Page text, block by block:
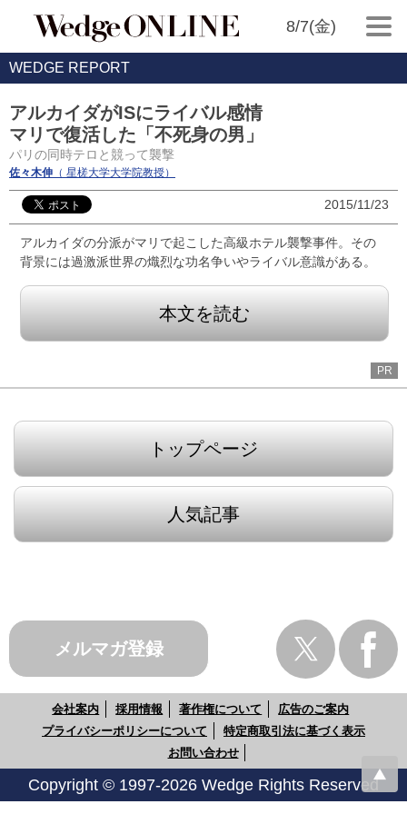
8/7(金)
WEDGE REPORT
アルカイダがISにライバル感情
マリで復活した「不死身の男」
パリの同時テロと競って襲撃
佐々木伸 （ 星槎大学大学院教授）
2015/11/23
アルカイダの分派がマリで起こした高級ホテル襲撃事件。その
背景には過激派世界の熾烈な功名争いやライバル意識がある。
本文を読む
PR
トップページ
人気記事
メルマガ登録
会社案内 採用情報 著作権について
広告のご案内
プライバシーポリシーについて
特定商取引法に基づく表示
お問い合わせ
Copyright © 1997-2026 Wedge Rights Reserved